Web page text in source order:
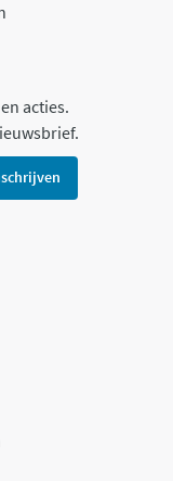
acties.